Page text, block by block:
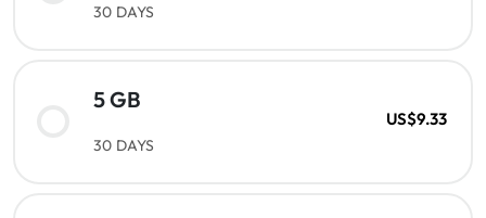
30 DAYS
5 GB
30 DAYS
US$9.33